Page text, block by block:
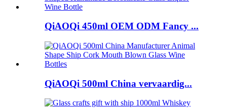
QiAOQi 450ml OEM ODM Fancy ...
QiAOQi 500ml China vervaardig...